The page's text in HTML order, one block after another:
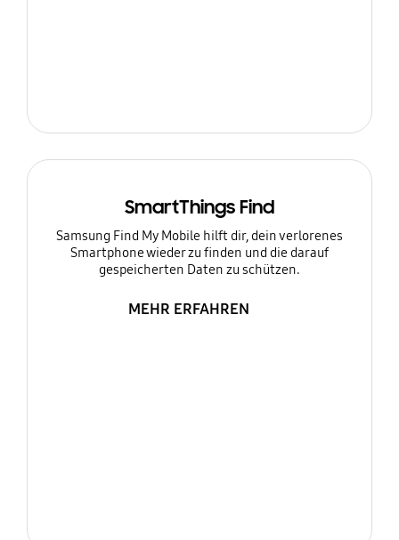
SmartThings Find
Samsung Find My Mobile hilft dir, dein verlorenes
Smartphone wieder zu finden und die darauf
gespeicherten Daten zu schützen.
MEHR ERFAHREN